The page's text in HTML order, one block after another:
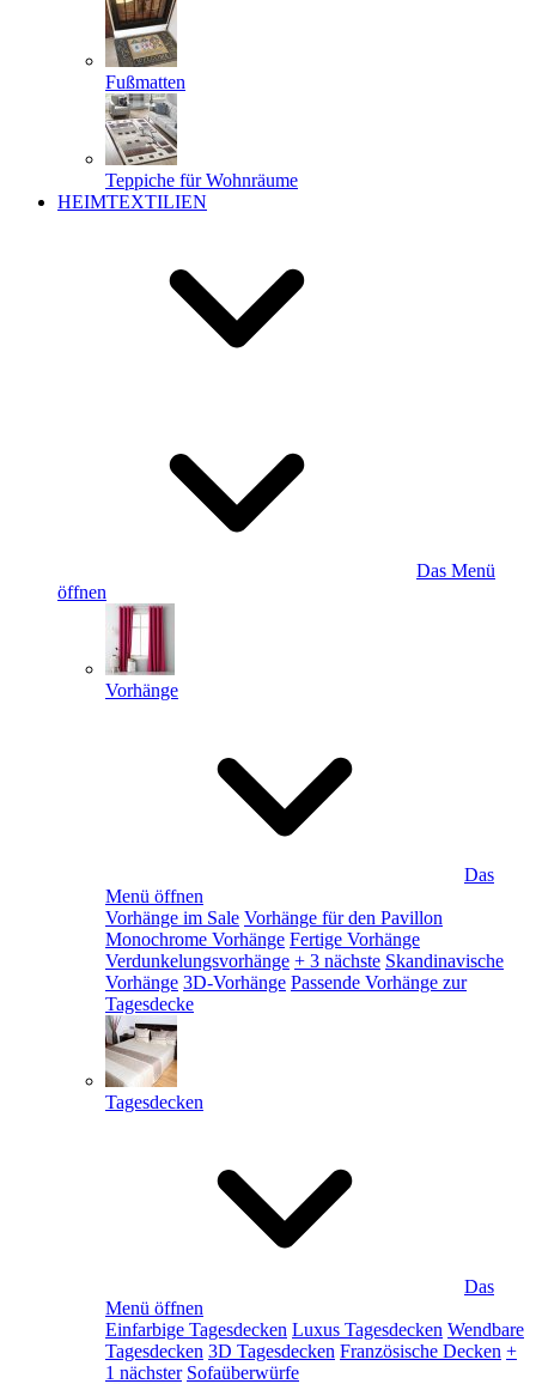
Fußmatten
Teppiche für Wohnräume
HEIMTEXTILIEN
Das Menü
öffnen
Vorhänge
Das
Menü öffnen
Vorhänge im Sale Vorhänge für den Pavillon
Monochrome Vorhänge Fertige Vorhänge
Verdunkelungsvorhänge + 3 nächste Skandinavische
Vorhänge 3D-Vorhänge Passende Vorhänge zur
Tagesdecke
Tagesdecken
Das
Menü öffnen
Einfarbige Tagesdecken Luxus Tagesdecken Wendbare
Tagesdecken 3D Tagesdecken Französische Decken +
1 nächster Sofaüberwürfe